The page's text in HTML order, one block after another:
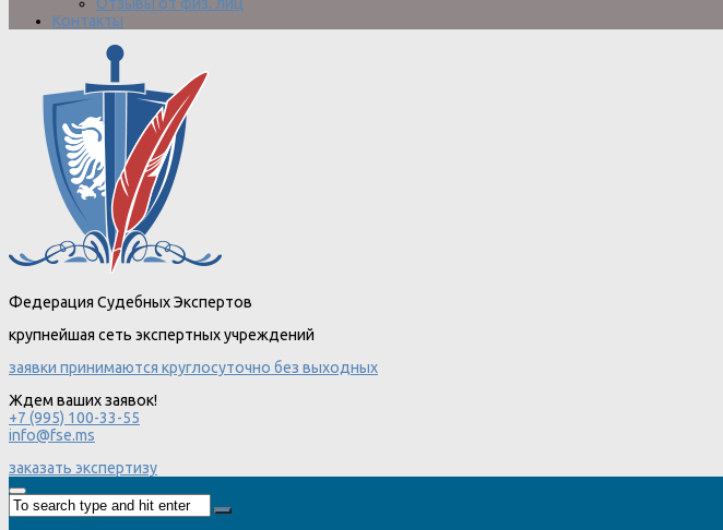
Отзывы от физ. лиц
Контакты
Федерация Судебных Экспертов
крупнейшая сеть экспертных учреждений
заявки принимаются круглосуточно без выходных
Ждем ваших заявок!
+7 (995) 100-33-55
info@fse.ms
заказать экспертизу